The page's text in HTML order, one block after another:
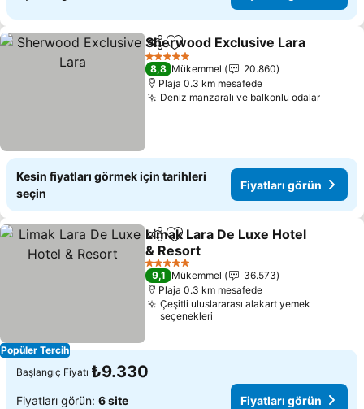
PaylaşFavorilerime ekle
Sherwood Exclusive Lara
5 Yıldız
8,8 Mükemmel
20.860
Plaja 0.3 km mesafede
Deniz manzaralı ve balkonlu odalar
Kesin fiyatları görmek için tarihleri
seçin
Fiyatları görün
Popüler Tercih
PaylaşFavorilerime ekle
Limak Lara De Luxe Hotel
& Resort
Fiyatları görün
5 Yıldız
9,1 Mükemmel
36.573
Plaja 0.3 km mesafede
Çeşitli uluslararası alakart yemek
seçenekleri
Başlangıç Fiyatı ₺9.330
Fiyatları görün: 6 site Fiyatları görün